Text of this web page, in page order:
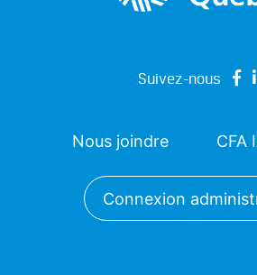
Suivez-nous
Nous joindre CFA
Connexion